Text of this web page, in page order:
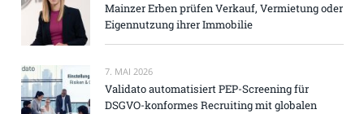
Mainzer Erben prüfen Verkauf, Vermietung oder
Eigennutzung ihrer Immobilie
7. MAI 2026
Validato automatisiert PEP-Screening für
DSGVO-konformes Recruiting mit globalen